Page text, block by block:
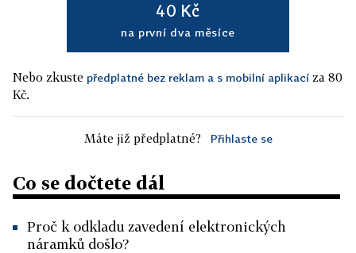
40 Kč
na první dva měsíce
Nebo zkuste předplatné bez reklam a s mobilní aplikací za 80
Kč.
Máte již předplatné? Přihlaste se
Co se dočtete dál
Proč k odkladu zavedení elektronických
náramků došlo?